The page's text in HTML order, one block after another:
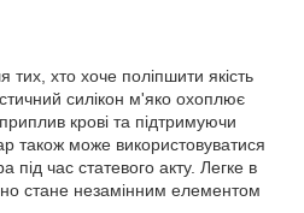
тих, хто хоче поліпшити якість
силікон м'яко охоплює
крові та підтримуючи
також може використовуватися
час статевого акту. Легке в
стане незамінним елементом